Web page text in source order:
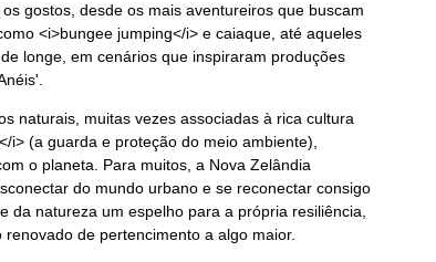
gostos, desde os mais aventureiros que buscam
<i>bungee jumping</i> e caiaque, até aqueles
longe, em cenários que inspiraram produções
naturais, muitas vezes associadas à rica cultura
i> (a guarda e proteção do meio ambiente),
o planeta. Para muitos, a Nova Zelândia
do mundo urbano e se reconectar consigo
da natureza um espelho para a própria resiliência,
de pertencimento a algo maior.